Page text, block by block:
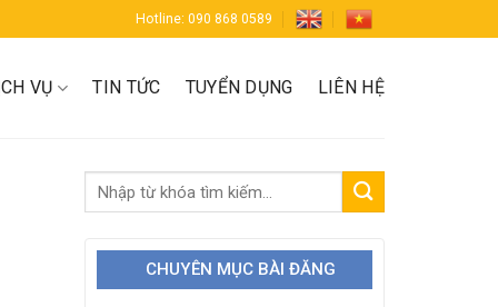
Hotline: 090 868 0589
VỤ TIN TỨC TUYỂN DỤNG LIÊN HỆ
CHUYÊN MỤC BÀI ĐĂNG